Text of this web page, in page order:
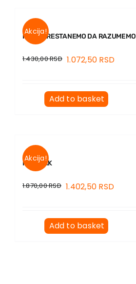
Akcija!
KADA PRESTANEMO DA
1.430,00RSD 1.072,50 RSD
Add to basket
Akcija!
MANIJAK
1.870,00RSD 1.402,50 RSD
Add to basket